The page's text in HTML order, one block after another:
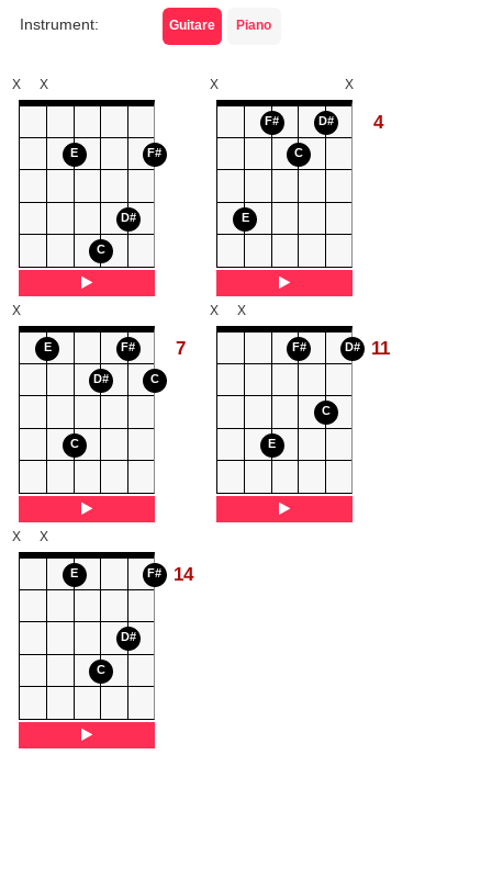
Instrument: Guitare Piano
E
C
D#
F#
X X
E
F#
C
D#
X X
4
E
C
D#
F#
C
X
7
E
F#
C
D#
X X
11
E
C
D#
F#
X X
14